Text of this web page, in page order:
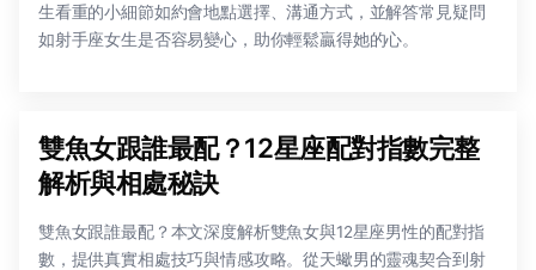
生看重的小細節如約會地點選擇、溝通方式，並解答常見疑問
如射手座女生是否容易變心，助你輕鬆贏得她的心。
雙魚女跟誰最配？12星座配對指數完整
解析與相處秘訣
雙魚女跟誰最配？本文深度解析雙魚女與12星座男性的配對指
數，提供真實相處技巧與情感攻略。從天蠍男的靈魂契合到射